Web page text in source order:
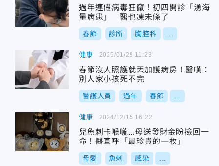
過年連假病毒狂竄！初四開診「湧海
量病患」 醫也凍未條了
春節 診所 胸腔科
健康
春節沒人照護就丟加護病房！醫嘆：
別人家小孩死不完
醫護人員 過年 春節
2025/01/29 11:23
健康
兒魚刺卡喉嚨...母送發財金盼撿回一
命！醫直呼「最珍貴的一枚」
母愛 魚刺 感染
2024/12/15 16:22